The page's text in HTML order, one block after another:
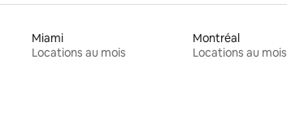
Miami
Locations au mois
Montréal
Locations au mois